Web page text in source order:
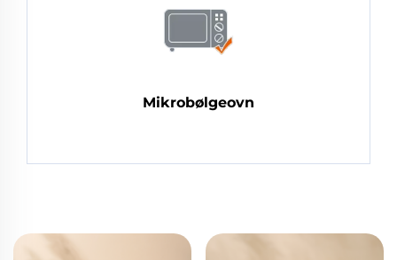
Mikrobølgeovn